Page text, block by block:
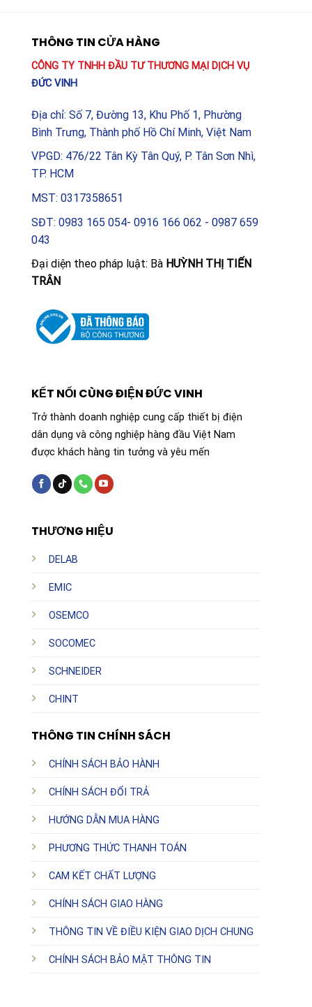
THÔNG TIN CỬA HÀNG
CÔNG TY TNHH ĐẦU TƯ THƯƠNG MẠI DỊCH VỤ
ĐỨC VINH
Địa chỉ: Số 7, Đường 13, Khu Phố 1, Phường
Bình Trưng, Thành phố Hồ Chí Minh, Việt Nam
VPGD: 476/22 Tân Kỳ Tân Quý, P. Tân Sơn Nhì,
TP. HCM
MST: 0317358651
SĐT: 0983 165 054- 0916 166 062 - 0987 659
043
Đại diện theo pháp luật: Bà HUỲNH THỊ TIẾN
TRÂN
THƯƠNG HIỆU
DELAB
EMIC
OSEMCO
SOCOMEC
SCHNEIDER
CHINT
THÔNG TIN CHÍNH SÁCH
CHÍNH SÁCH BẢO HÀNH
CHÍNH SÁCH ĐỔI TRẢ
HƯỚNG DẪN MUA HÀNG
PHƯƠNG THỨC THANH TOÁN
CAM KẾT CHẤT LƯỢNG
CHÍNH SÁCH GIAO HÀNG
THÔNG TIN VỀ ĐIỀU KIỆN GIAO DỊCH CHUNG
CHÍNH SÁCH BẢO MẬT THÔNG TIN
KẾT NỐI CÙNG ĐIỆN ĐỨC VINH
Trở thành doanh nghiệp cung cấp thiết bị điện
dân dụng và công nghiệp hàng đầu Việt Nam
được khách hàng tin tưởng và yêu mến